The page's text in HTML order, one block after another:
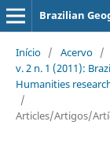
Brazilian
Início / Acervo /
v. 2 n. 1 (2011):
Humanities
/
Articles/Artigos/